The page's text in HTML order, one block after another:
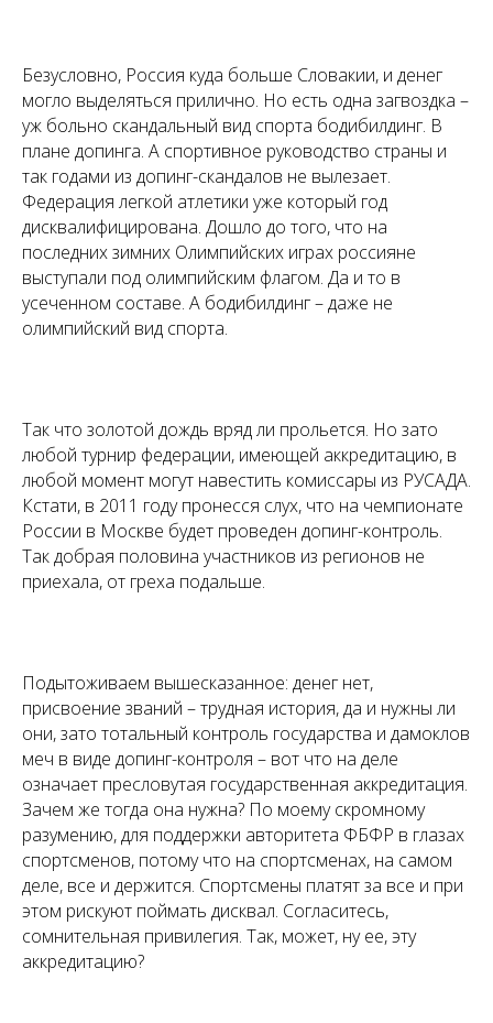
Безусловно, Россия куда больше Словакии, и денег
могло выделяться прилично. Но есть одна загвоздка –
уж больно скандальный вид спорта бодибилдинг. В
плане допинга. А спортивное руководство страны и
так годами из допинг-скандалов не вылезает.
Федерация легкой атлетики уже который год
дисквалифицирована. Дошло до того, что на
последних зимних Олимпийских играх россияне
выступали под олимпийским флагом. Да и то в
усеченном составе. А бодибилдинг – даже не
олимпийский вид спорта.
Так что золотой дождь вряд ли прольется. Но зато
любой турнир федерации, имеющей аккредитацию, в
любой момент могут навестить комиссары из РУСАДА.
Кстати, в 2011 году пронесся слух, что на чемпионате
России в Москве будет проведен допинг-контроль.
Так добрая половина участников из регионов не
приехала, от греха подальше.
Подытоживаем вышесказанное: денег нет,
присвоение званий – трудная история, да и нужны ли
они, зато тотальный контроль государства и дамоклов
меч в виде допинг-контроля – вот что на деле
означает пресловутая государственная аккредитация.
Зачем же тогда она нужна? По моему скромному
разумению, для поддержки авторитета ФБФР в глазах
спортсменов, потому что на спортсменах, на самом
деле, все и держится. Спортсмены платят за все и при
этом рискуют поймать дисквал. Согласитесь,
сомнительная привилегия. Так, может, ну ее, эту
аккредитацию?